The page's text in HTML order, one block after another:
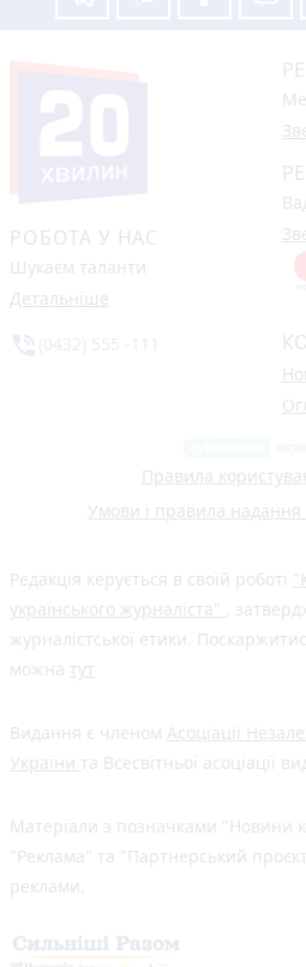
РОБОТА У НАС
Шукаєм таланти
Детальніше
Правила
Умови і правила надання
Редакція керується в своїй роботі
українського журналіста" ,
журналістської етики.
можна тут
Видання є членом Асоціації
України та Всесвітньої асоціації
Матеріали з позначками "Новини
"Реклама" та "Партнерський
реклами.